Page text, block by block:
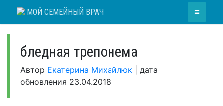
МОЙ СЕМЕЙНЫЙ ВРАЧ ≡
бледная трепонема
Автор Екатерина Михайлюк
дата
обновления 23.04.2018